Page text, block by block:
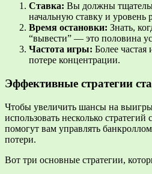
Ставка: Вы должны
начальную ставку и уровень
Время остановки: Знать,
“вывести” — это половина
Частота игры: Более частая
потере концентрации.
Эффективные стратегии
Чтобы увеличить шансы на
использовать несколько
помогут вам управлять
потери.
Вот три основные стратегии,